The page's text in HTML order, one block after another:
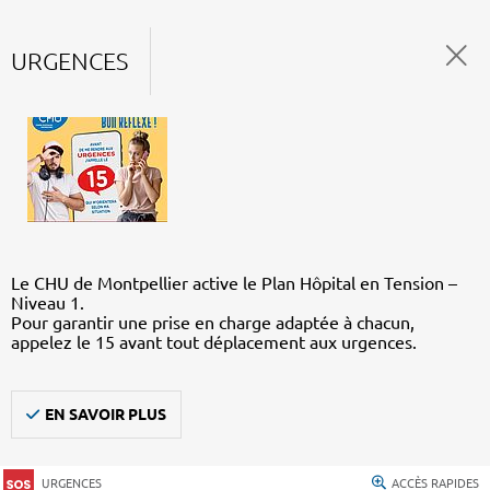
URGENCES
Le CHU de Montpellier active le Plan Hôpital en Tension –
Niveau 1.
Pour garantir une prise en charge adaptée à chacun,
appelez le 15 avant tout déplacement aux urgences.
EN SAVOIR PLUS
URGENCES ACCÈS RAPIDES